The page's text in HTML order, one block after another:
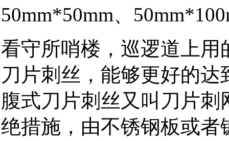
50mm*50mm、
看守所哨楼，巡逻道上用
刀片刺丝，能够更好的
腹式刀片刺丝又叫刀片
绝措施，由不锈钢板或